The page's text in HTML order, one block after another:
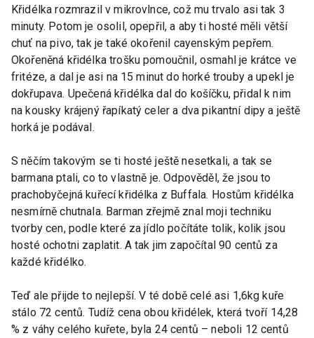
Křidélka rozmrazil v mikrovlnce, což mu trvalo asi tak 3
minuty. Potom je osolil, opepřil, a aby ti hosté měli větší
chuť na pivo, tak je také okořenil cayenským pepřem.
Okořeněná křidélka trošku pomoučnil, osmahl je krátce ve
fritéze, a dal je asi na 15 minut do horké trouby a upekl je
dokřupava. Upečená křidélka dal do košíčku, přidal k nim
na kousky krájený řapíkatý celer a dva pikantní dipy a ještě
horká je podával.
S něčím takovým se ti hosté ještě nesetkali, a tak se
barmana ptali, co to vlastně je. Odpověděl, že jsou to
prachobyčejná kuřecí křidélka z Buffala. Hostům křidélka
nesmírně chutnala. Barman zřejmě znal moji techniku
tvorby cen, podle které za jídlo počítáte tolik, kolik jsou
hosté ochotni zaplatit. A tak jim započítal 90 centů za
každé křidélko.
Teď ale přijde to nejlepší. V té době celé asi 1,6kg kuře
stálo 72 centů. Tudíž cena obou křidélek, která tvoří 14,28
% z váhy celého kuřete, byla 24 centů – neboli 12 centů